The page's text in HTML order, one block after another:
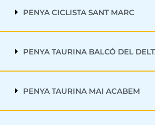
PENYA CICLISTA SANT MARC
PENYA TAURINA BALCÓ DEL
PENYA TAURINA MAI ACABEM